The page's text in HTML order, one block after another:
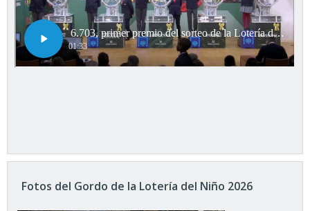
Fotos del Gordo de la Lotería del Niño 2026